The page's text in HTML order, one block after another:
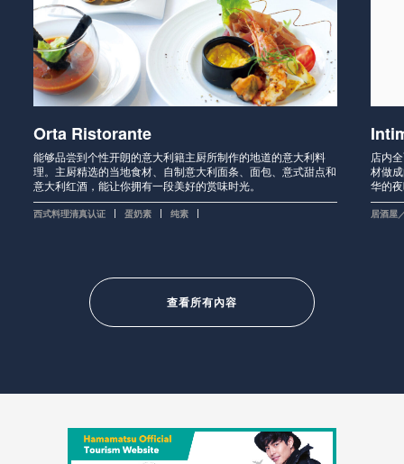
Orta Ristorante
能够品尝到个性开朗的意大利籍主厨所制作的地道的意大利料
理。主厨精选的当地食材、自制意大利面条、面包、意式甜点和
意大利红酒，能让你拥有一段美好的赏味时光。
西式料理清真认证 蛋奶素 纯素
店内
材做
华的
居酒屋
查看所有內容